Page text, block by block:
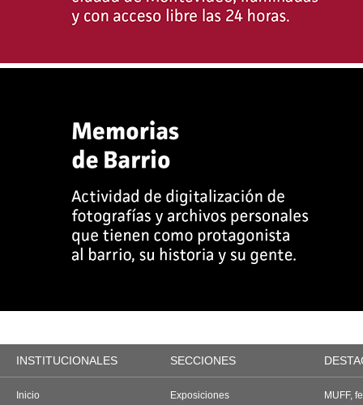
INSTITUCIONALES SECCIONES
Inicio
Exposiciones
MUFF,